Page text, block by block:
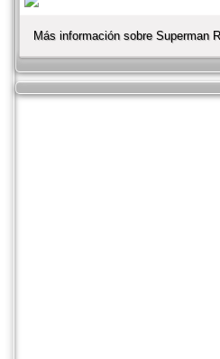
Más información sobre Superman